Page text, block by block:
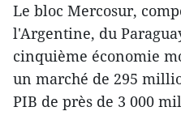
Le bloc Mercosur,
l'Argentine, du
cinquième économie
un marché de 295
PIB de près de 3 000